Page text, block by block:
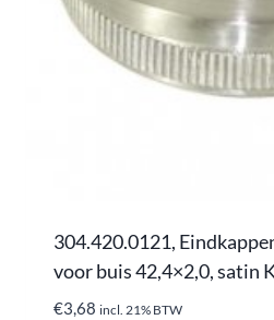
304.420.0121,
voor buis 42,4×2,0, satin
€3,68 incl. 21% BTW